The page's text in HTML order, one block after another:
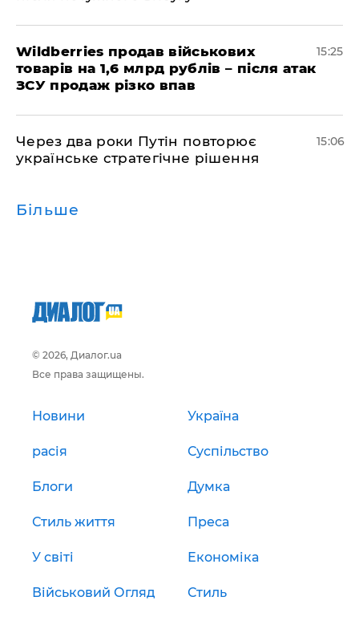
Wildberries продав військових
товарів на 1,6 млрд рублів – після атак
ЗСУ продаж різко впав
15:25
Через два роки Путін повторює
українське стратегічне рішення
15:06
Більше
© 2026, Диалог.ua
Все права защищены.
Новини Україна
расія Суспільство
Блоги Думка
Стиль життя Преса
У світі Економіка
Військовий Огляд Стиль